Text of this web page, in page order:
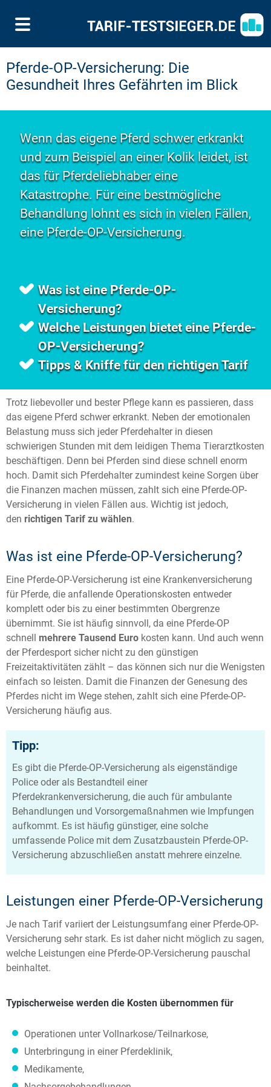
Pferde-OP-Versicherung: Die
Gesundheit Ihres Gefährten im Blick
Wenn das eigene Pferd schwer erkrankt
und zum Beispiel an einer Kolik leidet, ist
das für Pferdeliebhaber eine
Katastrophe. Für eine bestmögliche
Behandlung lohnt es sich in vielen Fällen,
eine Pferde-OP-Versicherung.
Was ist eine Pferde-OP-
Versicherung?
Welche Leistungen bietet eine Pferde-
OP-Versicherung?
Tipps & Kniffe für den richtigen Tarif
Trotz liebevoller und bester Pflege kann es passieren, dass
das eigene Pferd schwer erkrankt. Neben der emotionalen
Belastung muss sich jeder Pferdehalter in diesen
schwierigen Stunden mit dem leidigen Thema Tierarztkosten
beschäftigen. Denn bei Pferden sind diese schnell enorm
hoch. Damit sich Pferdehalter zumindest keine Sorgen über
die Finanzen machen müssen, zahlt sich eine Pferde-OP-
Versicherung in vielen Fällen aus. Wichtig ist jedoch,
den richtigen Tarif zu wählen.
Was ist eine Pferde-OP-Versicherung?
Eine Pferde-OP-Versicherung ist eine Krankenversicherung
für Pferde, die anfallende Operationskosten entweder
komplett oder bis zu einer bestimmten Obergrenze
übernimmt. Sie ist häufig sinnvoll, da eine Pferde-OP
schnell mehrere Tausend Euro kosten kann. Und auch wenn
der Pferdesport sicher nicht zu den günstigen
Freizeitaktivitäten zählt – das können sich nur die Wenigsten
einfach so leisten. Damit die Finanzen der Genesung des
Pferdes nicht im Wege stehen, zahlt sich eine Pferde-OP-
Versicherung häufig aus.
Tipp:
Es gibt die Pferde-OP-Versicherung als eigenständige
Police oder als Bestandteil einer
Pferdekrankenversicherung, die auch für ambulante
Behandlungen und Vorsorgemaßnahmen wie Impfungen
aufkommt. Es ist häufig günstiger, eine solche
umfassende Police mit dem Zusatzbaustein Pferde-OP-
Versicherung abzuschließen anstatt mehrere einzelne.
Leistungen einer Pferde-OP-Versicherung
Je nach Tarif variiert der Leistungsumfang einer Pferde-OP-
Versicherung sehr stark. Es ist daher nicht möglich zu sagen,
welche Leistungen eine Pferde-OP-Versicherung pauschal
beinhaltet.
Typischerweise werden die Kosten übernommen für
Operationen unter Vollnarkose/Teilnarkose,
Unterbringung in einer Pferdeklinik,
Medikamente,